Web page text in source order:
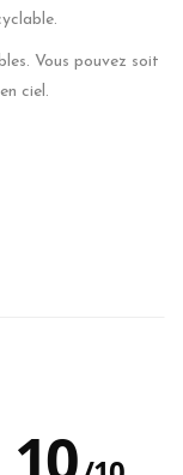
Vous pouvez soit
ciel.